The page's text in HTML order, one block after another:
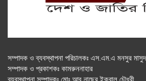
সম্পাদক ও ব্যবস্থাপনা পরিচালকঃ এস.এম.এ মনসুর মাসুদ
সম্পাদক ও প্রকাশকঃ কামরুননাহার